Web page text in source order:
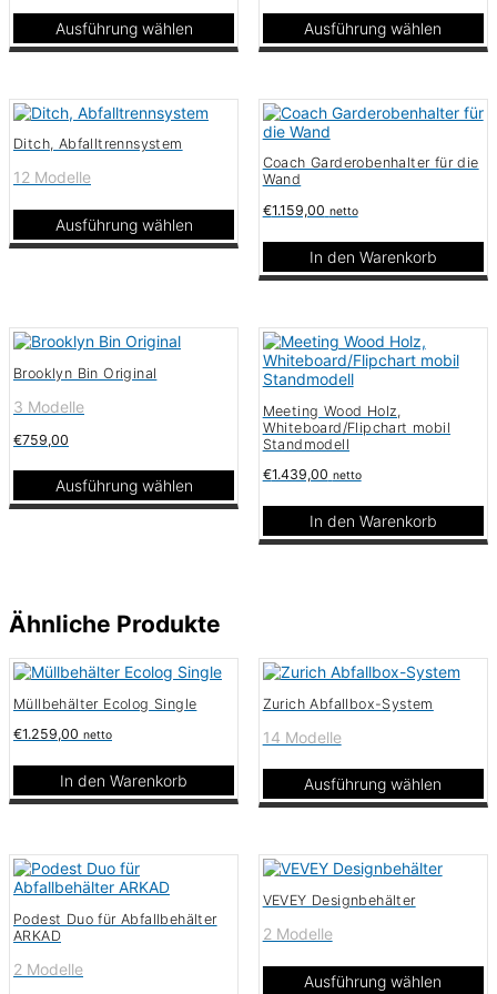
werden
Produktseite
gewählt
Ausführung wählen
Dieses
mehrere
Varianten
auf.
Optionen
der
Ausführung wählen
Dieses
mehrere
Varianten
auf.
Die
Optionen
können
auf
der
Produktseite
gewählt
Ditch, Abfalltrennsystem
12 Modelle
Ausführung wählen
Dieses
Varianten
auf.
Optionen
können
auf
der
gewählt
werden
Coach Garderobenhalter für die
Wand
€1.159,00 netto
In den Warenkorb
Brooklyn Bin Original
3 Modelle
€759,00
Ausführung wählen
Dieses
Die
können
auf
der
Produktseite
gewählt
Meeting Wood Holz,
Whiteboard/Flipchart mobil
Standmodell
€1.439,00 netto
In den Warenkorb
Ähnliche Produkte
Müllbehälter Ecolog Single
€1.259,00 netto
In den Warenkorb
Zurich Abfallbox-System
14 Modelle
Ausführung wählen
Dieses
mehrere
auf.
Optionen
Podest Duo für Abfallbehälter
ARKAD
2 Modelle
VEVEY Designbehälter
2 Modelle
Ausführung wählen